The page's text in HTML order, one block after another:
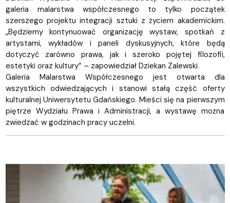
galeria malarstwa współczesnego to tylko początek
szerszego projektu integracji sztuki z życiem akademickim.
„Będziemy kontynuować organizację wystaw, spotkań z
artystami, wykładów i paneli dyskusyjnych, które będą
dotyczyć zarówno prawa, jak i szeroko pojętej filozofii,
estetyki oraz kultury” – zapowiedział Dziekan Zalewski.
Galeria Malarstwa Współczesnego jest otwarta dla
wszystkich odwiedzających i stanowi stałą część oferty
kulturalnej Uniwersytetu Gdańskiego. Mieści się na pierwszym
piętrze Wydziału Prawa i Administracji, a wystawę można
zwiedzać w godzinach pracy uczelni.